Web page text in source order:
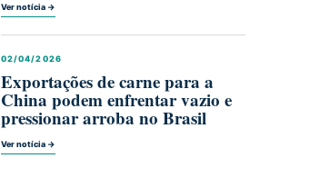
Ver notícia →
02/04/2026
Exportações de carne para a
China podem enfrentar vazio e
pressionar arroba no Brasil
Ver notícia →